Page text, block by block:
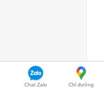
Windows Công ty cài
Chat Zalo Chỉ đường